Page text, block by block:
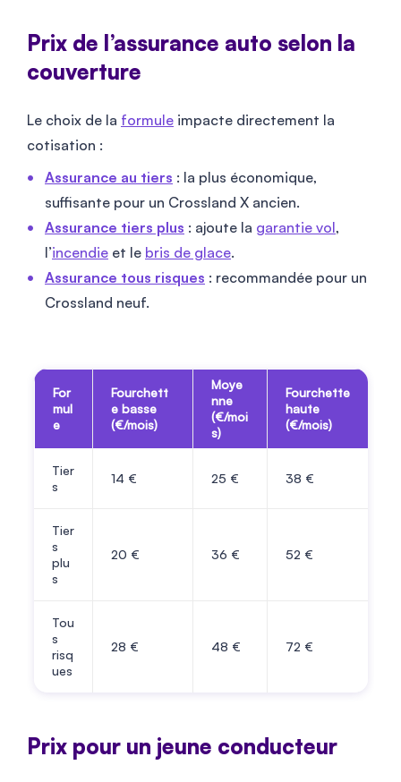
Prix de l’assurance auto selon la
couverture
Le choix de la formule impacte directement la
cotisation :
Assurance au tiers : la plus économique,
suffisante pour un Crossland X ancien.
Assurance tiers plus : ajoute la garantie vol,
l’incendie et le bris de glace.
Assurance tous risques : recommandée pour un
Crossland neuf.
For
mul
e
Fourchett
e basse
(€/mois)
Moye
nne
(€/moi
s)
Fourchette
haute
(€/mois)
Tier
s
14 € 25 € 38 €
Tier
s
plu
s
20 € 36 € 52 €
Tou
s
risq
ues
28 € 48 € 72 €
Prix pour un jeune conducteur